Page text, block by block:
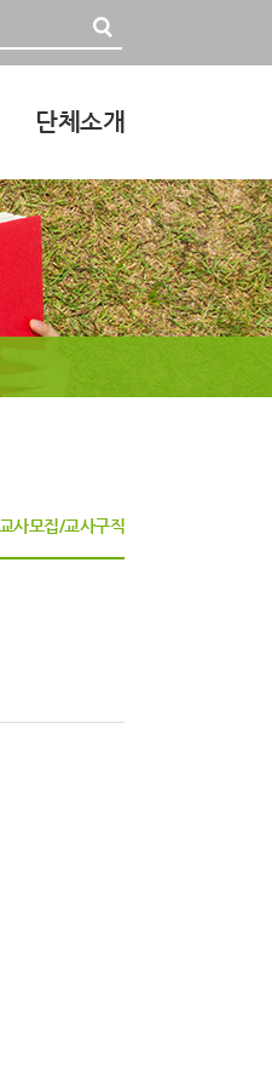
단체소개
인사말
미션과 비전
조직
정관 & 재정
교사모집/교사구직